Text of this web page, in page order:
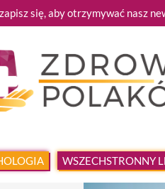
się, aby otrzymywać nasz
WSZECHSTRONNY